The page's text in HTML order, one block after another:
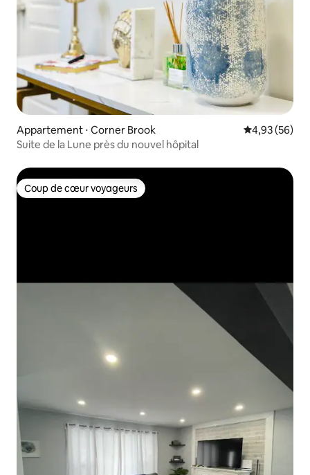
Appartement ⋅ Corner Brook Évaluation
4,93 (56)
Suite de la Lune près du nouvel hôpital
Coup de cœur voyageurs
Coup de cœur voyageurs